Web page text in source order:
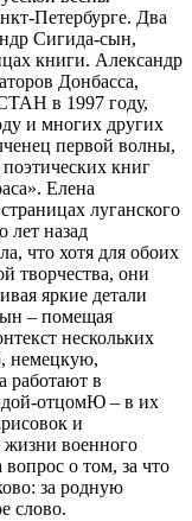
Петербурге. Два
Сигида-сын,
книги. Александр
Донбасса,
в 1997 году,
и многих других
первой волны,
книг
Елена
луганского
лет назад
что хотя для обоих
творчества, они
яркие детали
– помещая
нескольких
немецкую,
работают в
отцомЮ – в их
и
жизни военного
вопрос о том, за что
за родную
слово.